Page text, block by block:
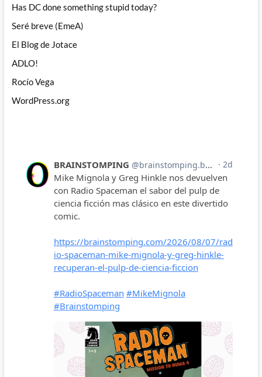
Has DC done something stupid today?
Seré breve (EmeA)
El Blog de Jotace
ADLO!
Rocío Vega
WordPress.org